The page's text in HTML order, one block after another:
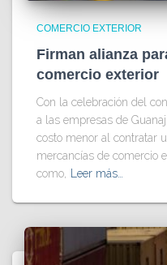
COMERCIO EXTERIOR
Firman alianza
comercio exterior
Con la celebración del
a las empresas de
costo menor al contratar
mercancías de comercio
como, Leer más…